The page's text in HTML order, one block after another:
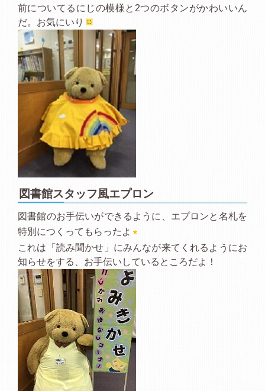
前についてるにじの模様と2つのボタンがかわいいん
だ。お気にいり
図書館スタッフ風エプロン
図書館のお手伝いができるように、エプロンと名札を
特別につくってもらったよ
これは「読み聞かせ」にみんなが来てくれるようにお
知らせをする、お手伝いしているところだよ！